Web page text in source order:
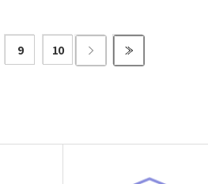
9 10